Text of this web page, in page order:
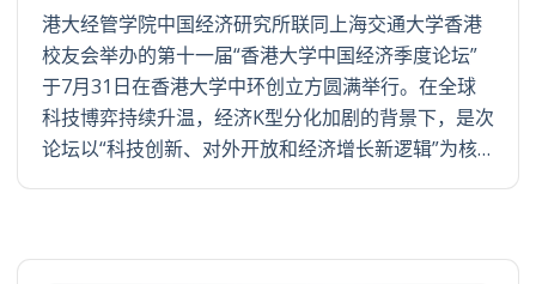
港大经管学院中国经济研究所联同上海交通大学香港
校友会举办的第十一届“香港大学中国经济季度论坛”
于7月31日在香港大学中环创立方圆满举行。在全球
科技博弈持续升温，经济K型分化加剧的背景下，是次
论坛以“科技创新、对外开放和经济增长新逻辑”为核…